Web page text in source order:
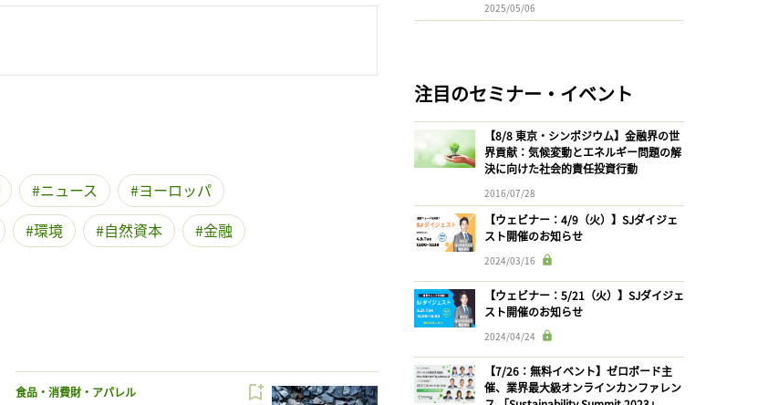
ニュース
ヨーロッパ
環境 自然資本 金融
食品・消費財・アパレル
2025/05/06
注目のセミナー・イベント
【8/8 東京・シンポジウム】金融界の世
界貢献：気候変動とエネルギー問題の解
決に向けた社会的責任投資行動
2016/07/28
【ウェビナー：4/9（火）】SJダイジェ
スト開催のお知らせ
2024/03/16
【ウェビナー：5/21（火）】SJダイジェ
スト開催のお知らせ
2024/04/24
【7/26：無料イベント】ゼロボード主
催、業界最大級オンラインカンファレン